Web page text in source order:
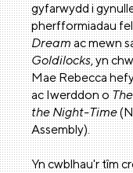
gyfarwydd i
pherfformiadau
Dreamac mewn
Goldilocks, yn
Mae Rebecca
ac Iwerddon o
the Night-Time
Assembly).
Yn cwblhau'r tîm